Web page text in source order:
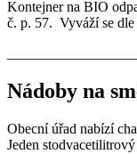
Kontejner na BIO
č. p. 57. Vyváží se dle
Ná­do­by na
O­bec­ní ú­řad na­bí­zí
Je­den